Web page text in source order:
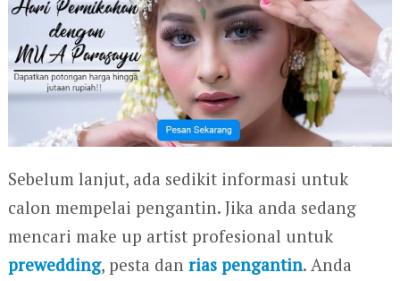
Sebelum lanjut, ada sedikit informasi untuk
calon mempelai pengantin. Jika anda sedang
mencari make up artist profesional untuk
prewedding, pesta dan rias pengantin. Anda